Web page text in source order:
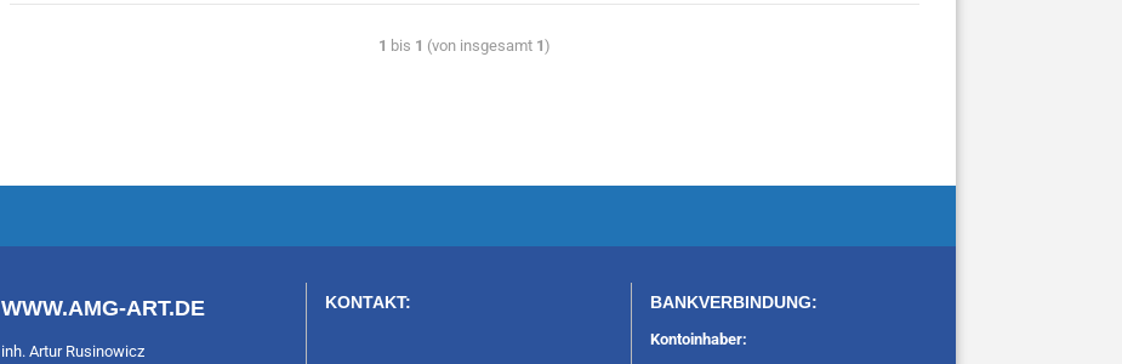
1 bis 1 (von insgesamt 1)
WWW.AMG-ART.DE
inh. Artur Rusinowicz
KONTAKT: BANKVERBINDUNG:
Kontoinhaber: